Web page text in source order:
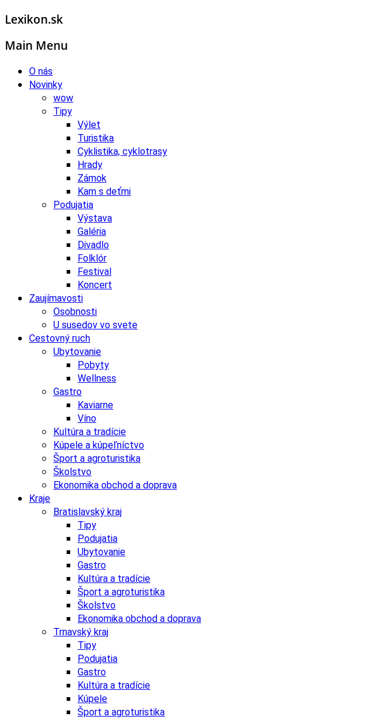
Lexikon.sk
Main Menu
O nás
Novinky
wow
Tipy
Výlet
Turistika
Cyklistika, cyklotrasy
Hrady
Zámok
Kam s deťmi
Podujatia
Výstava
Galéria
Divadlo
Folklór
Festival
Koncert
Zaujímavosti
Osobnosti
U susedov vo svete
Cestovný ruch
Ubytovanie
Pobyty
Wellness
Gastro
Kaviarne
Víno
Kultúra a tradície
Kúpele a kúpeľníctvo
Šport a agroturistika
Školstvo
Ekonomika obchod a doprava
Kraje
Bratislavský kraj
Tipy
Podujatia
Ubytovanie
Gastro
Kultúra a tradície
Šport a agroturistika
Školstvo
Ekonomika obchod a doprava
Trnavský kraj
Tipy
Podujatia
Gastro
Kultúra a tradície
Kúpele
Šport a agroturistika